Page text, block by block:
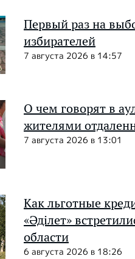
Первый раз на
избирателей
7 августа 2026 в 14:57
О чем говорят в
жителями
7 августа 2026 в 13:01
Как льготные
«Әділет»
области
6 августа 2026 в 18:26